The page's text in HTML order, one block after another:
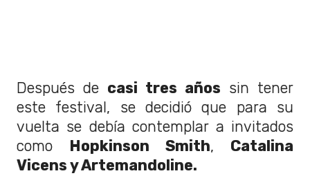
Después de casi tres años sin tener
este festival, se decidió que para su
vuelta se debía contemplar a invitados
como
Hopkinson Smith, Catalina
Vicens y Artemandoline.